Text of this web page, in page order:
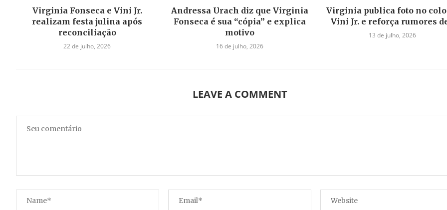
Virginia Fonseca e Vini Jr.
realizam festa julina após
reconciliação
22 de julho, 2026
Andressa Urach diz que Virginia
Fonseca é sua “cópia” e explica
motivo
16 de julho, 2026
Virginia publica foto no colo
Vini Jr. e reforça rumores
13 de julho, 2026
LEAVE A COMMENT